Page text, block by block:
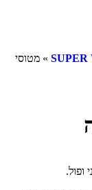
» מטוסי